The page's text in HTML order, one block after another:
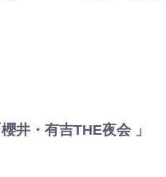
井・有吉THE夜会 」